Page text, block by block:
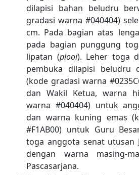
dilapisi bahan beludru
gradasi warna #040404)
cm. Pada bagian atas
pada bagian punggung
lipatan (plooi). Leher toga
pembuka dilapisi beludru
(kode gradasi warna
dan Wakil Ketua, warna
warna #040404) untuk
dan warna kuning emas
#F1AB00) untuk Guru
toga anggota senat utusan
dengan warna masing-
Pascasarjana.